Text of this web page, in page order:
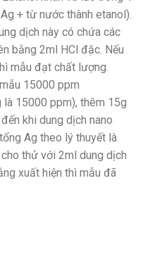
+ từ nước thành etanol).
dịch này có chứa các
bằng 2ml HCl đặc. Nếu
mẫu đạt chất lượng.
15000 ppm
15000 ppm), thêm 15g
khi dung dịch nano
Ag theo lý thuyết là
thử với 2ml dung dịch
xuất hiện thì mẫu đã